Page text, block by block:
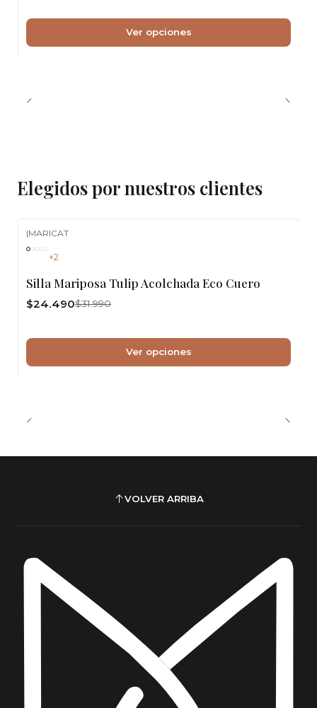
Ver opciones
Elegidos por nuestros clientes
|MARICAT
+2
Silla Mariposa Tulip Acolchada Eco Cuero
$24.490$31.990
Ver opciones
VOLVER ARRIBA